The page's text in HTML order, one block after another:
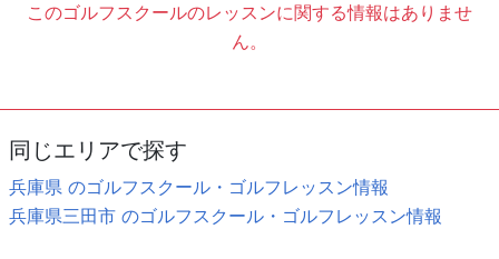
このゴルフスクールのレッスンに関する情報はありませ
ん。
同じエリアで探す
兵庫県 のゴルフスクール・ゴルフレッスン情報
兵庫県三田市 のゴルフスクール・ゴルフレッスン情報